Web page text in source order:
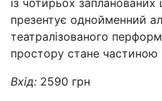
із чотирьох
презентує однойменний
театралізованого
простору стане частиною
Вхід: 2590 грн